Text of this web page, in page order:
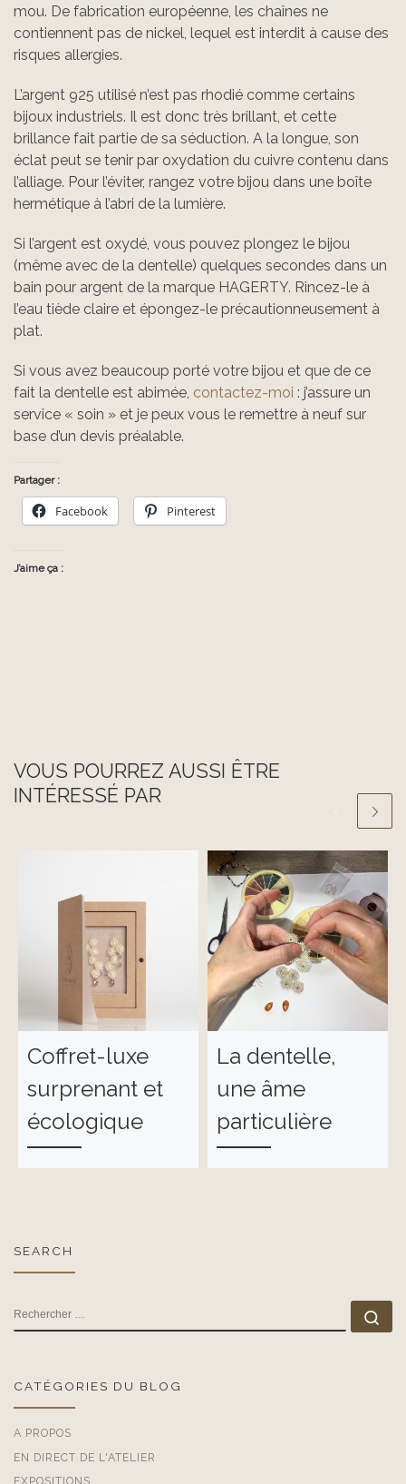
mou. De fabrication européenne, les chaînes ne
contiennent pas de nickel, lequel est interdit à cause des
risques allergies.
L’argent 925 utilisé n’est pas rhodié comme certains
bijoux industriels. Il est donc très brillant, et cette
brillance fait partie de sa séduction. A la longue, son
éclat peut se tenir par oxydation du cuivre contenu dans
l’alliage. Pour l’éviter, rangez votre bijou dans une boîte
hermétique à l’abri de la lumière.
Si l’argent est oxydé, vous pouvez plongez le bijou
(même avec de la dentelle) quelques secondes dans un
bain pour argent de la marque HAGERTY. Rincez-le à
l’eau tiède claire et épongez-le précautionneusement à
plat.
Si vous avez beaucoup porté votre bijou et que de ce
fait la dentelle est abimée, contactez-moi : j’assure un
service « soin » et je peux vous le remettre à neuf sur
base d’un devis préalable.
Partager :
Facebook Pinterest
J’aime ça :
VOUS POURREZ AUSSI ÊTRE
INTÉRESSÉ PAR
Coffret-luxe
surprenant et
écologique
La dentelle,
une âme
particulière
SEARCH
RECHERCHER
CATÉGORIES DU BLOG
A PROPOS
EN DIRECT DE L'ATELIER
EXPOSITIONS